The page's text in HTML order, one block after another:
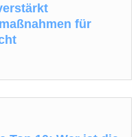
für